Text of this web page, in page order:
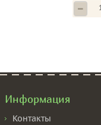
Информация
Контакты